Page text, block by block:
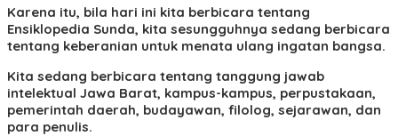
Karena itu, bila hari ini kita berbicara tentang
Ensiklopedia Sunda, kita sesungguhnya sedang berbicara
tentang keberanian untuk menata ulang ingatan bangsa.
Kita sedang berbicara tentang tanggung jawab
intelektual Jawa Barat, kampus-kampus, perpustakaan,
pemerintah daerah, budayawan, filolog, sejarawan, dan
para penulis.